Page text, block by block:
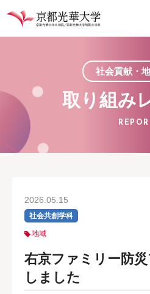
社会貢献・
取り組み
2026.05.15
社会共創学科
地域
右京ファミリー防
しました